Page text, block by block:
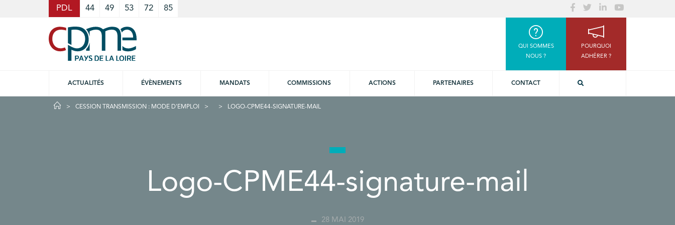
PDL 44 49 53 72 85
QUI SOMMES
NOUS ?
POURQUOI
ADHÉRER ?
ACTUALITÉS ÉVÈNEMENTS MANDATS COMMISSIONS ACTIONS PARTENAIRES CONTACT
CESSION TRANSMISSION : MODE D'EMPLOI LOGO-CPME44-SIGNATURE-MAIL
Logo-CPME44-signature-mail
28 MAI 2019
Cookies management panel